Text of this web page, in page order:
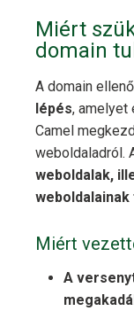
Miért
domain
A domain
lépés, amelyet
Camel
weboldaladról.
weboldalak,
Miért
A